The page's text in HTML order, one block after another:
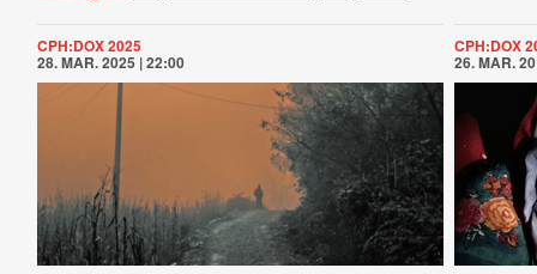
CPH:DOX 2025
28. MAR. 2025 | 22:00
CPH:DOX
26. MAR.